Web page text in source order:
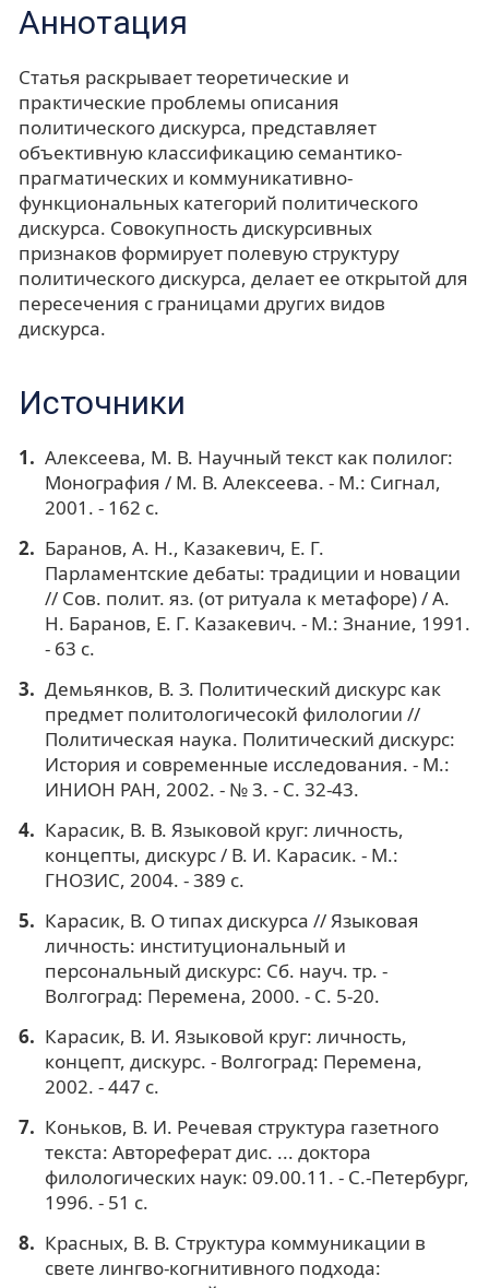
Аннотация
Статья раскрывает теоретические и
практические проблемы описания
политического дискурса, представляет
объективную классификацию семантико-
прагматических и коммуникативно-
функциональных категорий политического
дискурса. Совокупность дискурсивных
признаков формирует полевую структуру
политического дискурса, делает ее открытой для
пересечения с границами других видов
дискурса.
Источники
Алексеева, М. В. Научный текст как полилог:
Монография / М. В. Алексеева. - М.: Сигнал,
2001. - 162 с.
Баранов, А. Н., Казакевич, Е. Г.
Парламентские дебаты: традиции и новации
// Сов. полит. яз. (от ритуала к метафоре) / А.
Н. Баранов, Е. Г. Казакевич. - М.: Знание, 1991.
- 63 с.
Демьянков, В. З. Политический дискурс как
предмет политологичесокй филологии //
Политическая наука. Политический дискурс:
История и современные исследования. - М.:
ИНИОН РАН, 2002. - № 3. - С. 32-43.
Карасик, В. В. Языковой круг: личность,
концепты, дискурс / В. И. Карасик. - М.:
ГНОЗИС, 2004. - 389 с.
Карасик, В. О типах дискурса // Языковая
личность: институциональный и
персональный дискурс: Сб. науч. тр. -
Волгоград: Перемена, 2000. - С. 5-20.
Карасик, В. И. Языковой круг: личность,
концепт, дискурс. - Волгоград: Перемена,
2002. - 447 с.
Коньков, В. И. Речевая структура газетного
текста: Автореферат дис. ... доктора
филологических наук: 09.00.11. - С.-Петербург,
1996. - 51 с.
Красных, В. В. Структура коммуникации в
свете лингво-когнитивного подхода: